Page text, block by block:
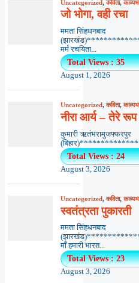
Uncategorized,कविता,
जो भोगा, वही रचा
ममता सिंहधनबाद
मर्म रचयिता...
Total Views : 35
August 1, 2026
Uncategorized,कविता,
नीरा आर्य – तेरे
कुमारी ऋतंभरामुजफ्फरपुर
Total Views : 24
August 3, 2026
Uncategorized,कविता,
स्वतंत्रता पुकारती
ममता सिंहधनबाद
माँ हमारी भारत...
Total Views : 23
August 3, 2026